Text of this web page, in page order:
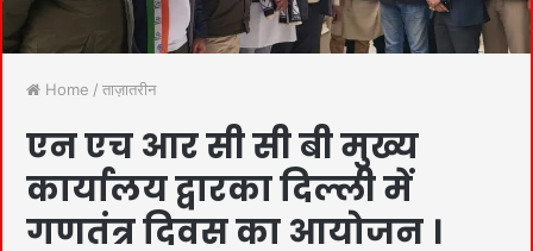
Home / ताज़ातरीन
एन एच आर सी सी बी मुख्य
कार्यालय द्वारका दिल्ली में
गणतंत्र दिवस का आयोजन ।